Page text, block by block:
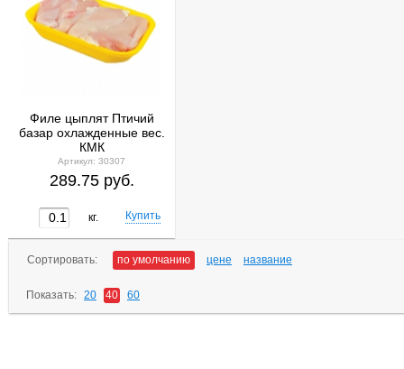
Филе цыплят Птичий
базар охлажденные вес.
КМК
Артикул: 30307
289.75 руб.
кг.
Сортировать: по умолчанию цене название
Показать: 20 40 60